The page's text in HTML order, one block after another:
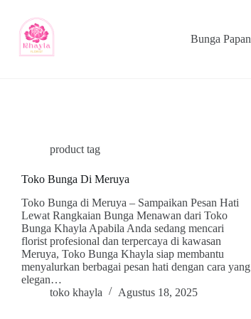
Bunga Papan
product tag
Toko Bunga Di Meruya
Toko Bunga di Meruya – Sampaikan Pesan Hati
Lewat Rangkaian Bunga Menawan dari Toko
Bunga Khayla Apabila Anda sedang mencari
florist profesional dan terpercaya di kawasan
Meruya, Toko Bunga Khayla siap membantu
menyalurkan berbagai pesan hati dengan cara yang
elegan…
toko khayla
Agustus 18, 2025